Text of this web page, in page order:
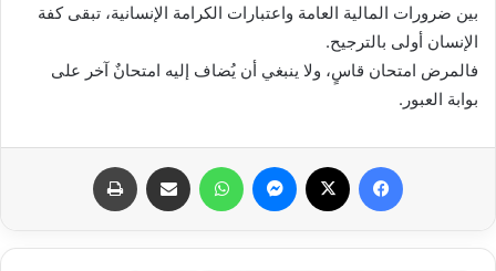
بين ضرورات المالية العامة واعتبارات الكرامة الإنسانية، تبقى كفة
الإنسان أولى بالترجيح.
فالمرض امتحان قاسٍ، ولا ينبغي أن يُضاف إليه امتحانٌ آخر على
بوابة العبور.
فيسبوك ماسنجر واتساب مشاركة عبر البريد